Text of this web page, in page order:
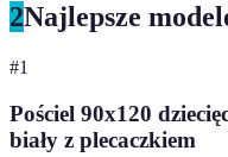
2Najlepsze
#1
Pościel 90x120
biały z plecaczkiem